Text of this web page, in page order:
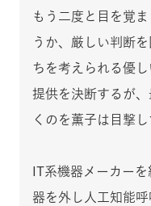
もう二度と目を覚
うか、厳しい判断
ちを考えられる優
提供を決断するが
くのを薫子は目撃し
IT系機器メーカー
器を外し人工知能